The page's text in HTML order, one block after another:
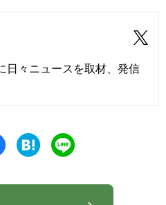
日々ニュースを取材、発信